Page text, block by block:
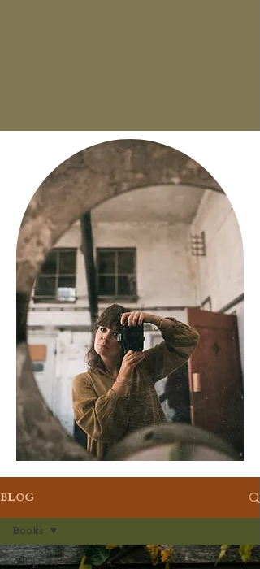
BLOG
All posts
Books